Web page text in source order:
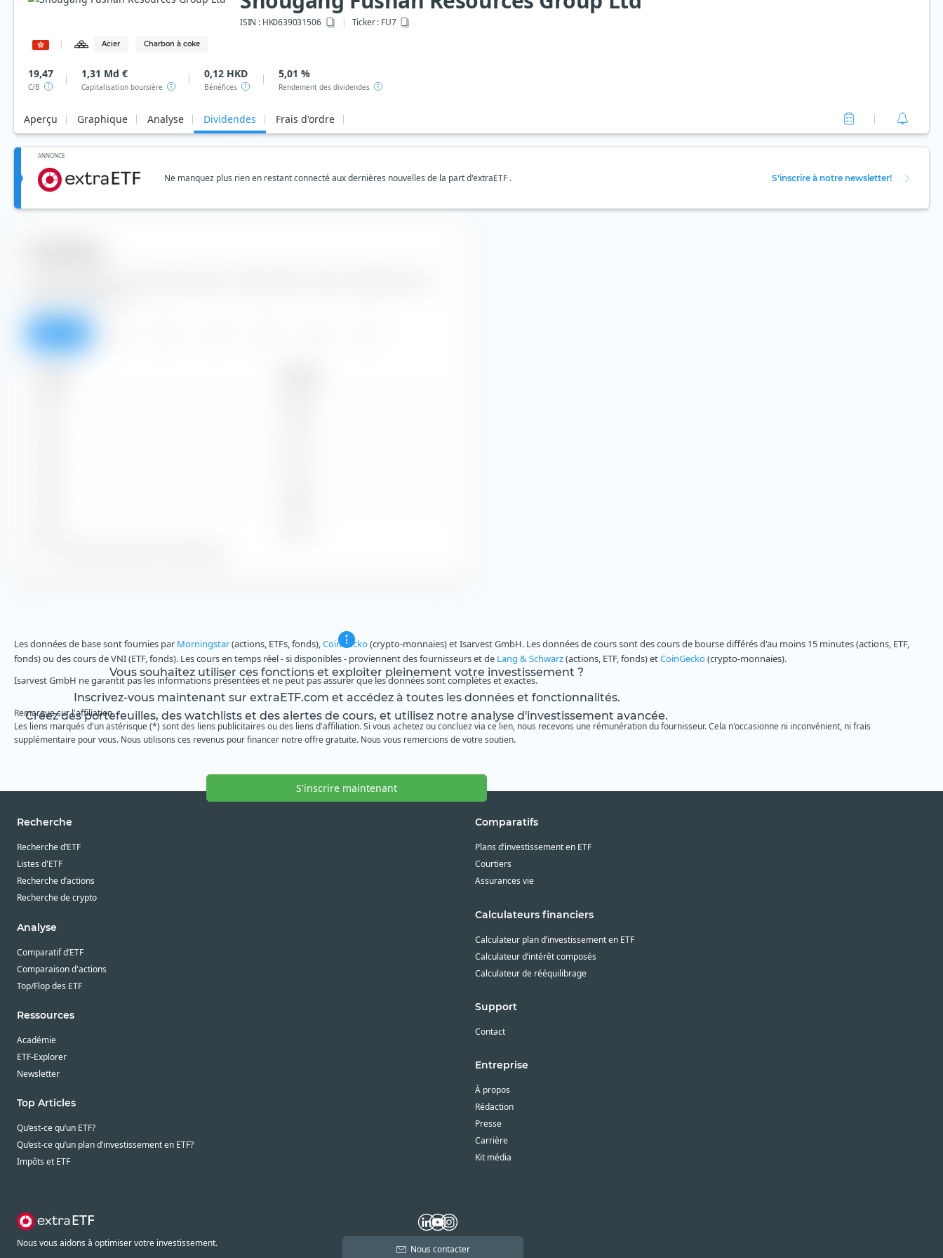
ISIN :HK0639031506 Ticker : FU7
Acier Charbon à coke
19,47
C/B
1,31 Md €
Capitalisation boursière
0,12 HKD
Bénéfices
5,01 %
Rendement des dividendes
Aperçu Graphique Analyse Dividendes Frais d'ordre
ANNONCE
Ne manquez plus rien en restant connecté aux dernières nouvelles de la part d'extraETF . S'inscrire à notre newsletter!
Vous souhaitez utiliser ces fonctions et exploiter pleinement votre investissement ?
Inscrivez-vous maintenant sur extraETF.com et accédez à toutes les données et fonctionnalités.
Créez des portefeuilles, des watchlists et des alertes de cours, et utilisez notre analyse d'investissement avancée.
S'inscrire maintenant
Les données de base sont fournies par Morningstar(actions, ETFs, fonds),CoinGecko(crypto-monnaies) et Isarvest GmbH. Les données de cours sont des cours de bourse différés d'au moins 15 minutes (actions, ETF,
fonds) ou des cours de VNI (ETF, fonds). Les cours en temps réel - si disponibles - proviennent des fournisseurs et de Lang & Schwarz(actions, ETF, fonds) etCoinGecko(crypto-monnaies).
Isarvest GmbH ne garantit pas les informations présentées et ne peut pas assurer que les données sont complètes et exactes.
Remarque sur l'affiliation
Les liens marqués d'un astérisque (*) sont des liens publicitaires ou des liens d'affiliation. Si vous achetez ou concluez via ce lien, nous recevons une rémunération du fournisseur. Cela n'occasionne ni inconvénient, ni frais
supplémentaire pour vous. Nous utilisons ces revenus pour financer notre offre gratuite. Nous vous remercions de votre soutien.
Recherche
Recherche d’ETF
Listes d'ETF
Recherche d’actions
Recherche de crypto
Analyse
Comparatif d’ETF
Comparaison d'actions
Top/Flop des ETF
Ressources
Académie
ETF-Explorer
Newsletter
Top Articles
Qu’est-ce qu’un ETF?
Qu’est-ce qu’un plan d’investissement en ETF?
Impôts et ETF
Comparatifs
Plans d’investissement en ETF
Courtiers
Assurances vie
Calculateurs financiers
Calculateur plan d’investissement en ETF
Calculateur d’intérêt composés
Calculateur de rééquilibrage
Support
Contact
Entreprise
À propos
Rédaction
Presse
Carrière
Kit média
Nous vous aidons à optimiser votre investissement.
Nous contacter